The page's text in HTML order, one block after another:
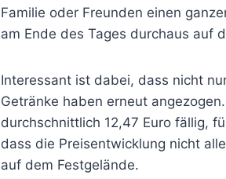
Familie oder Freunden einen
am Ende des Tages durchaus auf
Interessant ist dabei, dass nicht
Getränke haben erneut
durchschnittlich 12,47 Euro fällig,
dass die Preisentwicklung nicht
auf dem Festgelände.